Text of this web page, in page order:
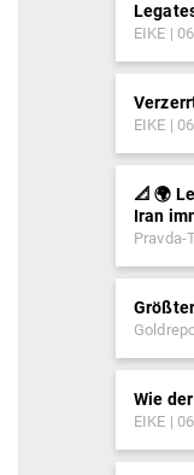
EIKE
EIKE
📐 🌍
Iran
Pravda-
Wie
EIKE